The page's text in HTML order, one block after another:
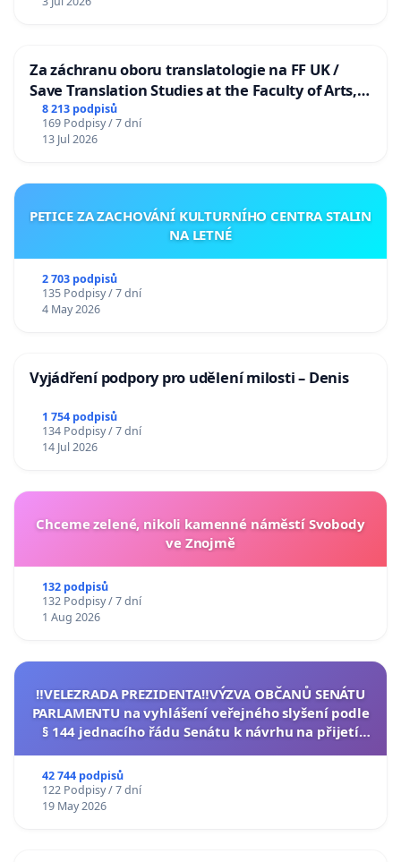
Za záchranu oboru translatologie na FF UK /
Save Translation Studies at the Faculty of Arts,
Charles University
8 213 podpisů
169 Podpisy / 7 dní
13 Jul 2026
PETICE ZA ZACHOVÁNÍ KULTURNÍHO CENTRA STALIN
NA LETNÉ
2 703 podpisů
135 Podpisy / 7 dní
4 May 2026
Vyjádření podpory pro udělení milosti – Denis
1 754 podpisů
134 Podpisy / 7 dní
14 Jul 2026
Chceme zelené, nikoli kamenné náměstí Svobody
ve Znojmě
132 podpisů
132 Podpisy / 7 dní
1 Aug 2026
‼️VELEZRADA PREZIDENTA‼️VÝZVA OBČANŮ SENÁTU
PARLAMENTU na vyhlášení veřejného slyšení podle
§ 144 jednacího řádu Senátu k návrhu na přijetí
42 744 podpisů
122 Podpisy / 7 dní
19 May 2026